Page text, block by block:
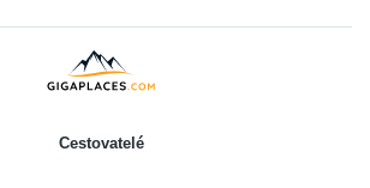
Cestovatelé